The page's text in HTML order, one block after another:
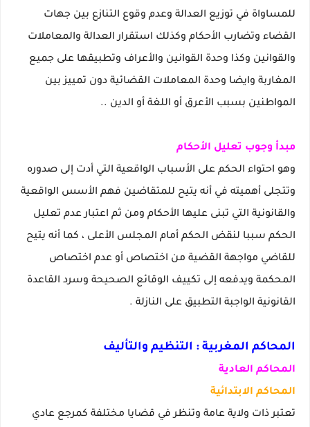
للمساواة في توزيع العدالة وعدم وقوع التنازع بين جهات
القضاء وتضارب الأحكام وكذلك استقرار العدالة والمعاملات
والقوانين وكذا وحدة القوانين والأعراف وتطبيقها على جميع
المغاربة وايضا وحدة المعاملات القضائية دون تمييز بين
المواطنين بسبب الأعرق أو اللغة أو الدين ..
مبدأ وجوب تعليل الأحكام
وهو احتواء الحكم على الأسباب الواقعية التي أدت إلى صدوره
وتتجلى أهميته في أنه يتيح للمتقاضين فهم الأسس الواقعية
والقانونية التي تبنى عليها الأحكام ومن ثم اعتبار عدم تعليل
الحكم سببا لنقض الحكم أمام المجلس الأعلى ، كما أنه يتيح
للقاضي مواجهة القضية من اختصاص أو عدم اختصاص
المحكمة ويدفعه إلى تكييف الوقائع الصحيحة وسرد القاعدة
القانونية الواجبة التطبيق على النازلة .
المحاكم المغربية : التنظيم والتأليف
المحاكم العادية
المحاكم الابتدائية
تعتبر ذات ولاية عامة وتنظر في قضايا مختلفة كمرجع عادي